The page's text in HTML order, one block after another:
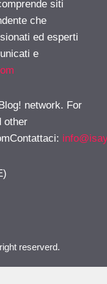
siti
che
ed esperti
e
network. For
other
:
reserverd.